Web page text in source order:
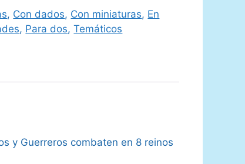
, Con dados, Con miniaturas, En
, Para dos,Temáticos
y Guerreros combaten en 8 reinos